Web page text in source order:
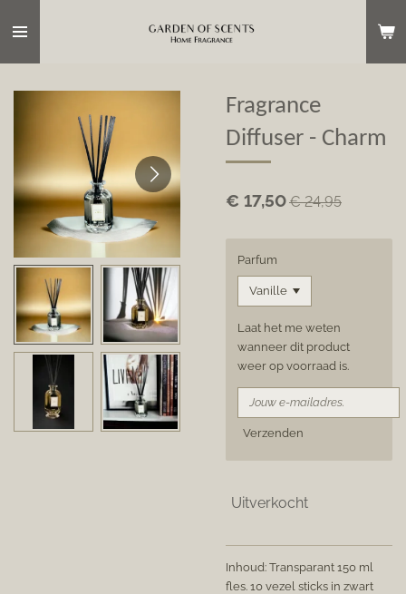
direct
hoofdinhoud
Fragrance
Diffuser - Charm
€ 17,50€ 24,95
Parfum
Laat het me weten
wanneer dit product
weer op voorraad is.
Verzenden
Uitverkocht
Inhoud: Transparant 150 ml
fles. 10 vezel sticks in zwart